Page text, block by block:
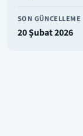
SON GÜNCELLEME
20 Şubat 2026